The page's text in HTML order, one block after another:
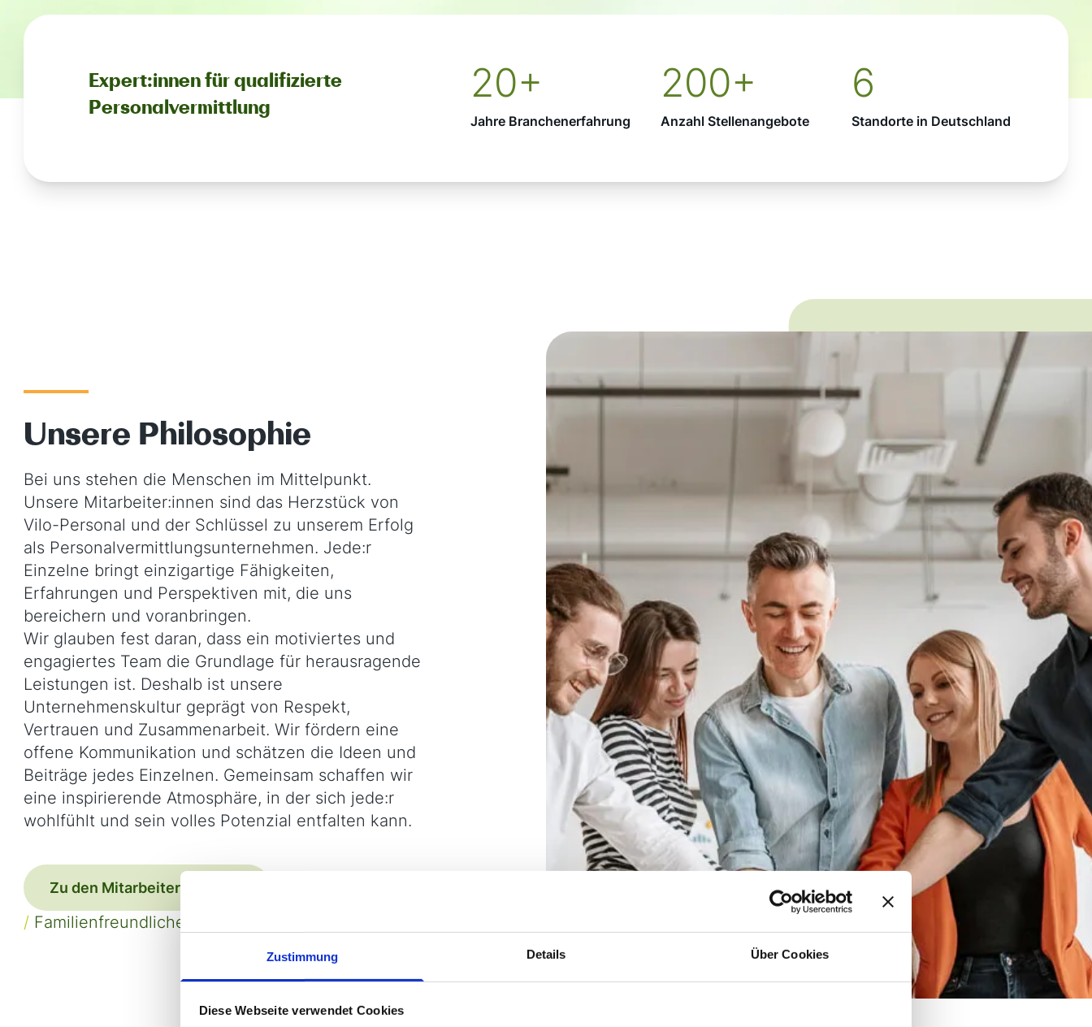
Zustimmung Details Über Cookies
Diese Webseite verwendet Cookies
Expert:innen für qualifizierte
Personalvermittlung
20+
Jahre Branchenerfahrung
200+
Anzahl Stellenangebote
6
Standorte in Deutschland
Unsere Philosophie
Bei uns stehen die Menschen im Mittelpunkt.
Unsere Mitarbeiter:innen sind das Herzstück von
Vilo-Personal und der Schlüssel zu unserem Erfolg
als Personalvermittlungsunternehmen. Jede:r
Einzelne bringt einzigartige Fähigkeiten,
Erfahrungen und Perspektiven mit, die uns
bereichern und voranbringen.
Wir glauben fest daran, dass ein motiviertes und
engagiertes Team die Grundlage für herausragende
Leistungen ist. Deshalb ist unsere
Unternehmenskultur geprägt von Respekt,
Vertrauen und Zusammenarbeit. Wir fördern eine
offene Kommunikation und schätzen die Ideen und
Beiträge jedes Einzelnen. Gemeinsam schaffen wir
eine inspirierende Atmosphäre, in der sich jede:r
wohlfühlt und sein volles Potenzial entfalten kann.
Zu den Mitarbeitervorteilen
/ Familienfreundliches Unternehmen